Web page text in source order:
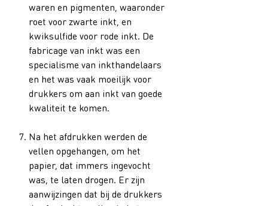
waren en pigmenten, waaronder
roet voor zwarte inkt, en
kwiksulfide voor rode inkt. De
fabricage van inkt was een
specialisme van inkthandelaars
en het was vaak moeilijk voor
drukkers om aan inkt van goede
kwaliteit te komen.
Na het afdrukken werden de
vellen opgehangen, om het
papier, dat immers ingevocht
was, te laten drogen. Er zijn
aanwijzingen dat bij de drukkers